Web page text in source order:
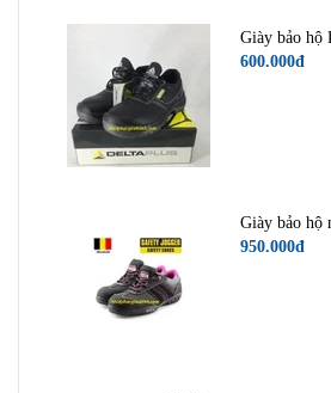
Giày bảo hộ
600.000đ
Giày bảo hộ
950.000đ